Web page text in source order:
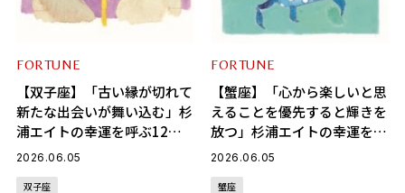
FORTUNE
【双子座】「古い縁が切れて
新たな出会いが舞い込む」杉
浦エイトの幸運を呼ぶ12星
座占い（6/5～7/6）
2026.06.05
双子座
FORTUNE
【蟹座】「心から楽しいと思
えることを優先すると輝きを
放つ」杉浦エイトの幸運を呼
ぶ12星座占い（6/5～7/6）
2026.06.05
蟹座